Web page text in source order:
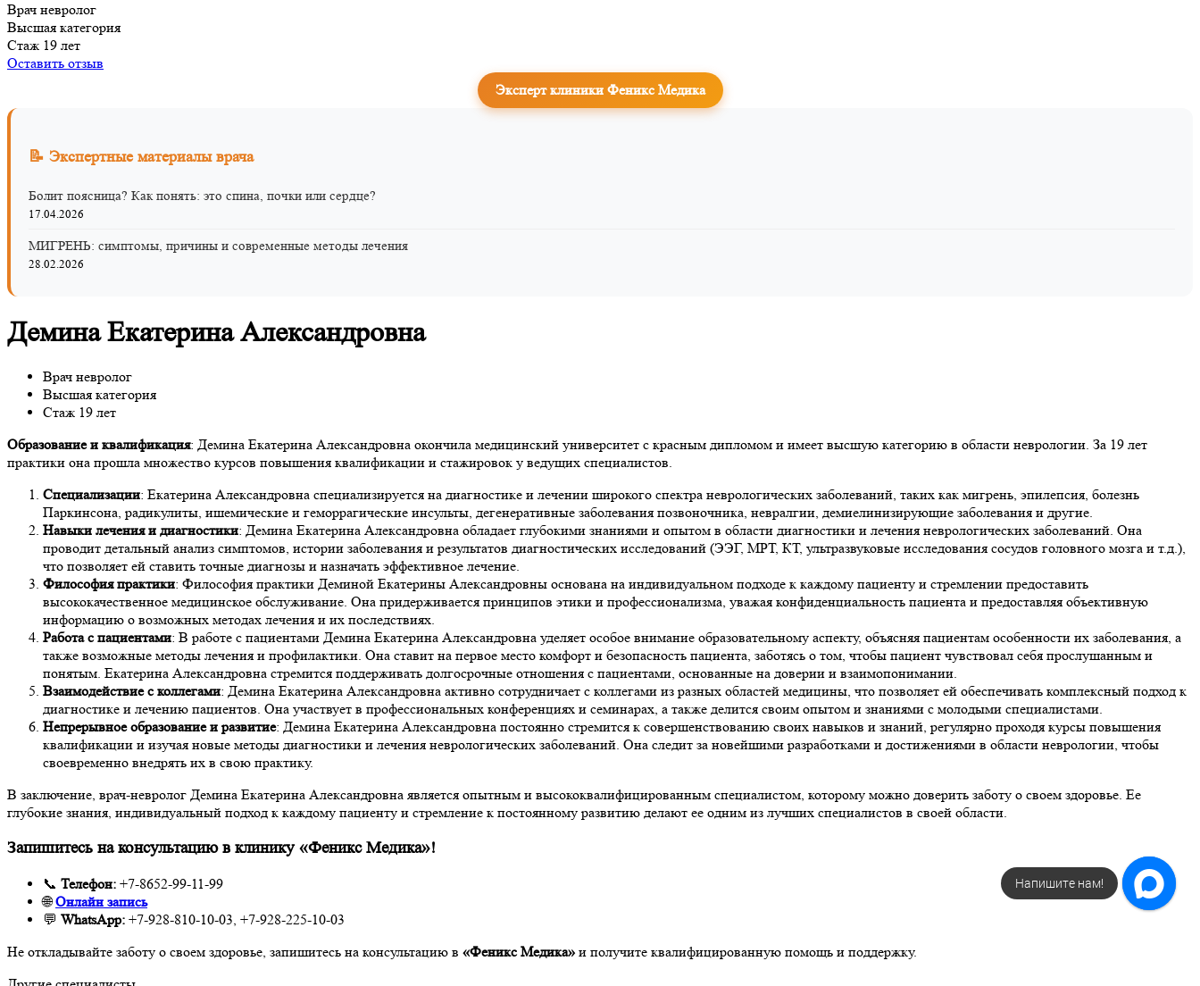
Врач невролог
Высшая категория
Стаж 19 лет
Оставить отзыв
Эксперт клиники Феникс Медика
📝 Экспертные материалы врача
Болит поясница? Как понять: это спина, почки или сердце?
17.04.2026
МИГРЕНЬ: симптомы, причины и современные методы лечения
28.02.2026
Демина Екатерина Александровна
Врач невролог
Высшая категория
Стаж 19 лет
Образование и квалификация: Демина Екатерина Александровна окончила медицинский университет с красным дипломом и имеет высшую категорию в области неврологии. За 19 лет
практики она прошла множество курсов повышения квалификации и стажировок у ведущих специалистов.
Специализации: Екатерина Александровна специализируется на диагностике и лечении широкого спектра неврологических заболеваний, таких как мигрень, эпилепсия, болезнь
Паркинсона, радикулиты, ишемические и геморрагические инсульты, дегенеративные заболевания позвоночника, невралгии, демиелинизирующие заболевания и другие.
Навыки лечения и диагностики: Демина Екатерина Александровна обладает глубокими знаниями и опытом в области диагностики и лечения неврологических заболеваний. Она
проводит детальный анализ симптомов, истории заболевания и результатов диагностических исследований (ЭЭГ, МРТ, КТ, ультразвуковые исследования сосудов головного мозга и т.д.),
что позволяет ей ставить точные диагнозы и назначать эффективное лечение.
Философия практики: Философия практики Деминой Екатерины Александровны основана на индивидуальном подходе к каждому пациенту и стремлении предоставить
высококачественное медицинское обслуживание. Она придерживается принципов этики и профессионализма, уважая конфиденциальность пациента и предоставляя объективную
информацию о возможных методах лечения и их последствиях.
Работа с пациентами: В работе с пациентами Демина Екатерина Александровна уделяет особое внимание образовательному аспекту, объясняя пациентам особенности их заболевания, а
также возможные методы лечения и профилактики. Она ставит на первое место комфорт и безопасность пациента, заботясь о том, чтобы пациент чувствовал себя прослушанным и
понятым. Екатерина Александровна стремится поддерживать долгосрочные отношения с пациентами, основанные на доверии и взаимопонимании.
Взаимодействие с коллегами: Демина Екатерина Александровна активно сотрудничает с коллегами из разных областей медицины, что позволяет ей обеспечивать комплексный подход к
диагностике и лечению пациентов. Она участвует в профессиональных конференциях и семинарах, а также делится своим опытом и знаниями с молодыми специалистами.
Непрерывное образование и развитие: Демина Екатерина Александровна постоянно стремится к совершенствованию своих навыков и знаний, регулярно проходя курсы повышения
квалификации и изучая новые методы диагностики и лечения неврологических заболеваний. Она следит за новейшими разработками и достижениями в области неврологии, чтобы
своевременно внедрять их в свою практику.
В заключение, врач-невролог Демина Екатерина Александровна является опытным и высококвалифицированным специалистом, которому можно доверить заботу о своем здоровье. Ее
глубокие знания, индивидуальный подход к каждому пациенту и стремление к постоянному развитию делают ее одним из лучших специалистов в своей области.
Запишитесь на консультацию в клинику «Феникс Медика»!
📞 Телефон: +7-8652-99-11-99
🌐Онлайн запись
💬 WhatsApp: +7-928-810-10-03, +7-928-225-10-03
Не откладывайте заботу о своем здоровье, запишитесь на консультацию в «Феникс Медика» и получите квалифицированную помощь и поддержку.
Напишите нам!